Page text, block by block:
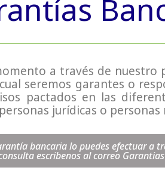
a través de nuestro
seremos garantes o
pactados en las
jurídicas o
bancaria lo puedes efectuar a
escribenos al correo